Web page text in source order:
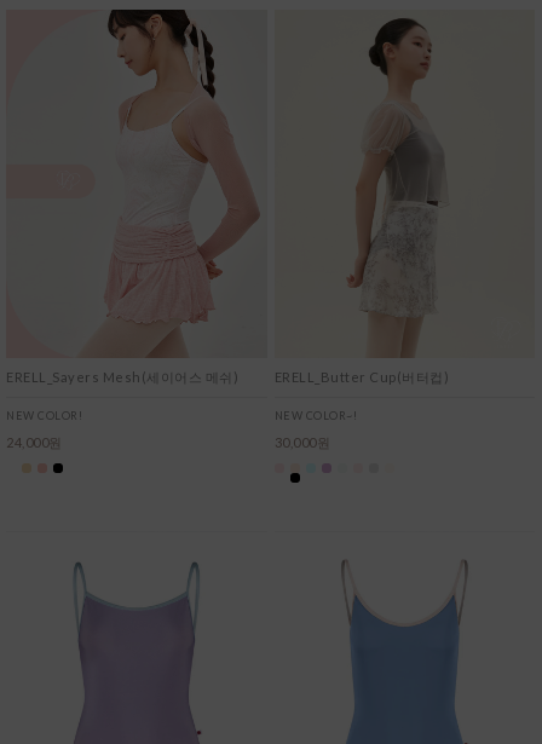
ERELL_Sayers Mesh(세이어스 메쉬)
NEW COLOR!
24,000원
ERELL_Butter Cup(버터컵)
NEW COLOR~!
30,000원